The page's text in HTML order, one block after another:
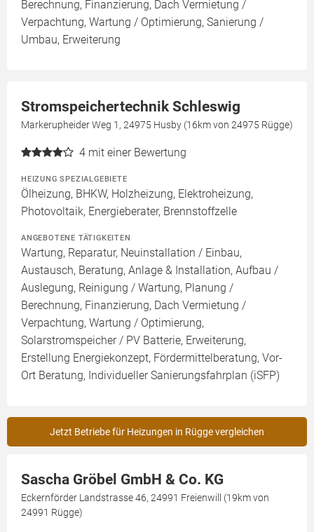
Berechnung, Finanzierung, Dach Vermietung /
Verpachtung, Wartung / Optimierung, Sanierung /
Umbau, Erweiterung
Stromspeichertechnik Schleswig
Markerupheider Weg 1, 24975 Husby (16km von 24975 Rügge)
4 mit einer Bewertung
HEIZUNG SPEZIALGEBIETE
Ölheizung, BHKW, Holzheizung, Elektroheizung,
Photovoltaik, Energieberater, Brennstoffzelle
ANGEBOTENE TÄTIGKEITEN
Wartung, Reparatur, Neuinstallation / Einbau,
Austausch, Beratung, Anlage & Installation, Aufbau /
Auslegung, Reinigung / Wartung, Planung /
Berechnung, Finanzierung, Dach Vermietung /
Verpachtung, Wartung / Optimierung,
Solarstromspeicher / PV Batterie, Erweiterung,
Erstellung Energiekonzept, Fördermittelberatung, Vor-
Ort Beratung, Individueller Sanierungsfahrplan (iSFP)
Jetzt Betriebe für Heizungen in Rügge vergleichen
Sascha Gröbel GmbH & Co. KG
Eckernförder Landstrasse 46, 24991 Freienwill (19km von
24991 Rügge)